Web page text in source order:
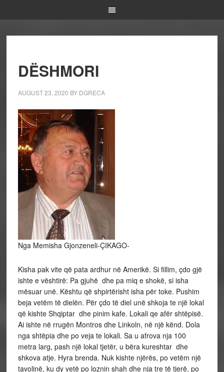
DËSHMORI
AUGUST 23, 2020 BY DGRECA
Nga Memisha Gjonzeneli-ÇIKAGO-
Kisha pak vite që pata ardhur në Amerikë. Si fillim, çdo gjë
ishte e vështirë: Pa gjuhë dhe pa miq e shokë, si isha
mësuar unë. Kështu që shpirtërisht isha për toke. Pushim
beja vetëm të dielën. Për çdo të diel unë shkoja te një lokal
që kishte Shqiptar dhe pinim kafe. Lokali qe afër shtëpisë.
Ai ishte në rrugën Montros dhe Linkoln, në një kënd. Dola
nga shtëpia dhe po veja te lokali. Sa u afrova nja 100
metra larg, pash një lokal tjetër, u bëra kureshtar dhe
shkova atje. Hyra brenda. Nuk kishte njërës, po vetëm një
tavolinë, ku dy vetë po loznin shah dhe nja tre të tjerë, po